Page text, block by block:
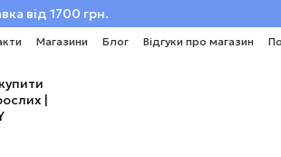
від 1700 грн.
Магазини Блог Відгуки про магазин